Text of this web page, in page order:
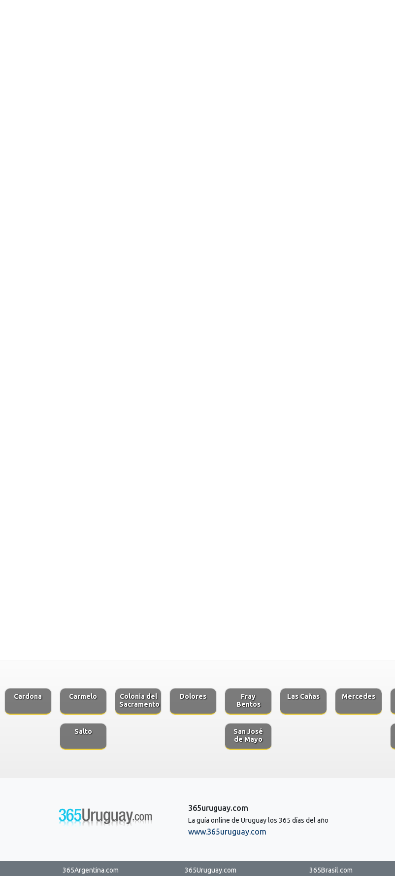
Cardona Carmelo
Colonia del
Sacramento
Dolores
Fray
Bentos
Las Cañas Mercedes
Salto
San José
de Mayo
365uruguay.com
La guía online de Uruguay los 365 días del año
www.365uruguay.com
365Argentina.com 365Uruguay.com 365Brasil.com